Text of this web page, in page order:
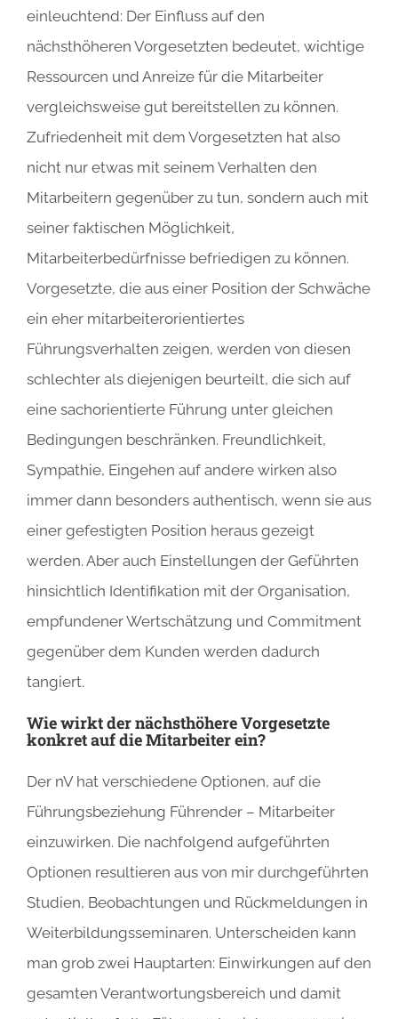
einleuchtend: Der Einfluss auf den
nächsthöheren Vorgesetzten bedeutet, wichtige
Ressourcen und Anreize für die Mitarbeiter
vergleichsweise gut bereitstellen zu können.
Zufriedenheit mit dem Vorgesetzten hat also
nicht nur etwas mit seinem Verhalten den
Mitarbeitern gegenüber zu tun, sondern auch mit
seiner faktischen Möglichkeit,
Mitarbeiterbedürfnisse befriedigen zu können.
Vorgesetzte, die aus einer Position der Schwäche
ein eher mitarbeiterorientiertes
Führungsverhalten zeigen, werden von diesen
schlechter als diejenigen beurteilt, die sich auf
eine sachorientierte Führung unter gleichen
Bedingungen beschränken. Freundlichkeit,
Sympathie, Eingehen auf andere wirken also
immer dann besonders authentisch, wenn sie aus
einer gefestigten Position heraus gezeigt
werden. Aber auch Einstellungen der Geführten
hinsichtlich Identifikation mit der Organisation,
empfundener Wertschätzung und Commitment
gegenüber dem Kunden werden dadurch
tangiert.
Wie wirkt der nächsthöhere Vorgesetzte
konkret auf die Mitarbeiter ein?
Der nV hat verschiedene Optionen, auf die
Führungsbeziehung Führender – Mitarbeiter
einzuwirken. Die nachfolgend aufgeführten
Optionen resultieren aus von mir durchgeführten
Studien, Beobachtungen und Rückmeldungen in
Weiterbildungsseminaren. Unterscheiden kann
man grob zwei Hauptarten: Einwirkungen auf den
gesamten Verantwortungsbereich und damit